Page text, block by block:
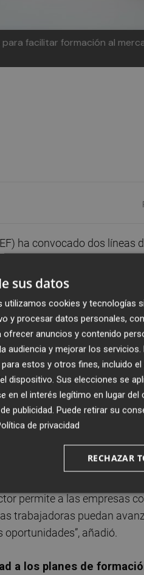
facilitar formación al
ha convocado dos líneas
de las personas
competencias
formativa adaptada a
trabajadoras
en marcha de al
Alberto Marín,explicó que
laboral en continua
con las demandas
permite a las empresas
trabajadoras puedan
añadió.
a los planes de
sus datos
cookies y tecnologías
y procesar datos personales,
ofrecer anuncios y contenido
audiencia y mejorar los servicios.
estos y otros fines, incluido
dispositivo. Sus elecciones se
en el interés legítimo en lugar
publicidad. Puede retirar su
de privacidad
RECHAZAR